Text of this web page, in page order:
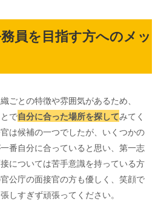
員を目指す方へのメッ
ごとの特徴や雰囲気があるため、
で自分に合った場所を探してみてく
は候補の一つでしたが、いくつかの
番自分に合っていると思い、第一志
については苦手意識を持っている方
公庁の面接官の方も優しく、笑顔で
しすぎず頑張ってください。